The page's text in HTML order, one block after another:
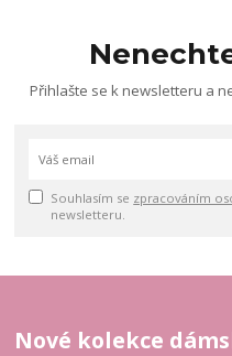
Přihlašte se k newsletteru a
Souhlasím se zpracováním
newsletteru.
Nové kolekce